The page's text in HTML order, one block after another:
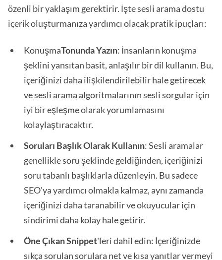
özenli bir yaklaşım gerektirir. İşte sesli arama dostu
içerik oluşturmanıza yardımcı olacak pratik ipuçları:
KonuşmaTonunda Yazın: İnsanların konuşma
şeklini yansıtan basit, anlaşılır bir dil kullanın. Bu,
içeriğinizi daha ilişkilendirilebilir hale getirecek
ve sesli arama algoritmalarının sesli sorgular için
iyi bir eşleşme olarak yorumlamasını
kolaylaştıracaktır.
Soruları Başlık Olarak Kullanın: Sesli aramalar
genellikle soru şeklinde geldiğinden, içeriğinizi
soru tabanlı başlıklarla düzenleyin. Bu sadece
SEO'ya yardımcı olmakla kalmaz, aynı zamanda
içeriğinizi daha taranabilir ve okuyucular için
sindirimi daha kolay hale getirir.
Öne Çıkan Snippet'leri dahil edin: İçeriğinizde
sıkça sorulan sorulara net ve kısa yanıtlar vermeyi